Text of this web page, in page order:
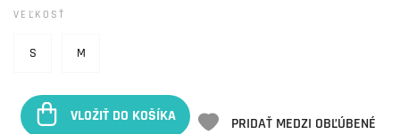
VEĽKOSŤ
S M
VLOŽIŤ DO KOŠÍKA PRIDAŤ MEDZI OBĽÚBENÉ